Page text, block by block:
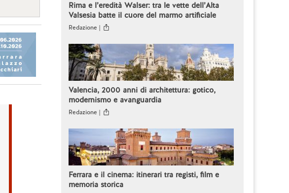
Rima e l’eredità Walser: tra le vette dell’Alta
Valsesia batte il cuore del marmo artificiale
Redazione |
Valencia, 2000 anni di architettura: gotico,
modernismo e avanguardia
Redazione |
Ferrara e il cinema: itinerari tra registi, film e
memoria storica